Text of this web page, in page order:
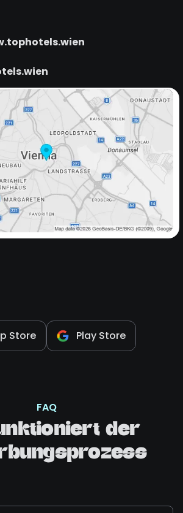
Store Play Store
FAQ
der